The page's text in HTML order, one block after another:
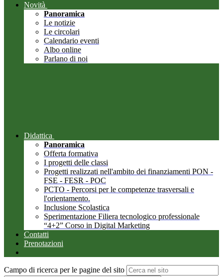
Novità
Panoramica
Le notizie
Le circolari
Calendario eventi
Albo online
Parlano di noi
Didattica
Panoramica
Offerta formativa
I progetti delle classi
Progetti realizzati nell'ambito dei finanziamenti PON -
FSE - FESR - POC
PCTO - Percorsi per le competenze trasversali e
l'orientamento.
Inclusione Scolastica
Sperimentazione Filiera tecnologico professionale
“4+2” Corso in Digital Marketing
Contatti
Prenotazioni
Campo di ricerca per le pagine del sito